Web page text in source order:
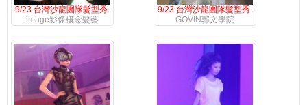
9/23 台灣沙龍團隊髮型秀-
image影像概念髮藝
9/23 台灣沙龍團隊髮型秀-
GOVIN郭文學院